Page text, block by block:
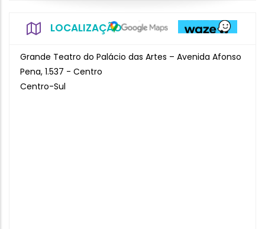
LOCALIZAÇÃO
Grande Teatro do Palácio das Artes – Avenida Afonso
Pena, 1.537 - Centro
Centro-Sul